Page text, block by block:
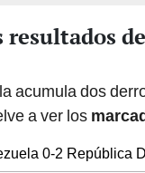
acumula dos
a ver los
0-2 República